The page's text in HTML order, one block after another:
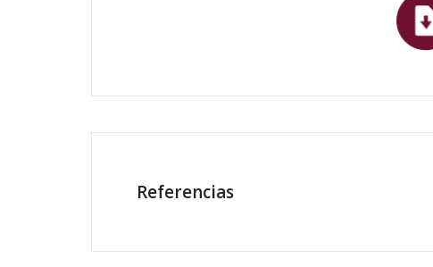
Referencias